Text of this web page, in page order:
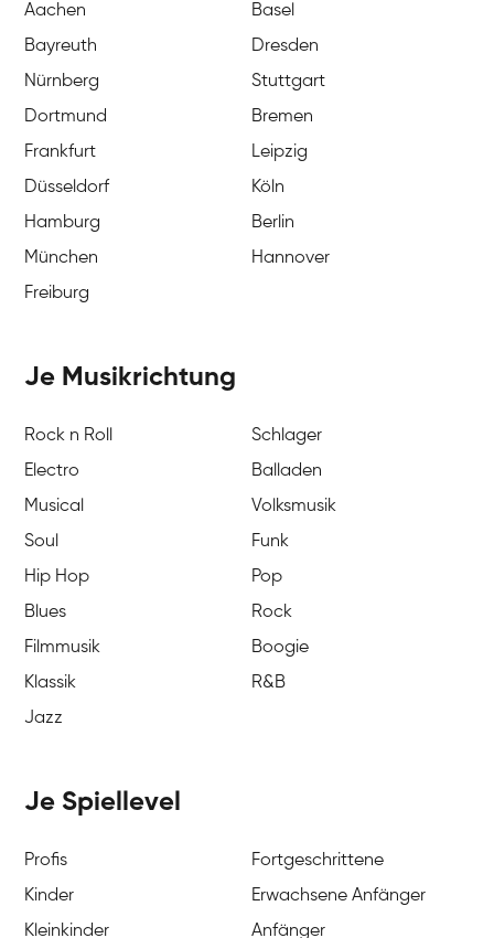
Aachen
Basel
Bayreuth
Dresden
Nürnberg
Stuttgart
Dortmund
Bremen
Frankfurt
Leipzig
Düsseldorf
Köln
Hamburg
Berlin
München
Hannover
Freiburg
Je Musikrichtung
Rock n Roll
Schlager
Electro
Balladen
Musical
Volksmusik
Soul
Funk
Hip Hop
Pop
Blues
Rock
Filmmusik
Boogie
Klassik
R&B
Jazz
Je Spiellevel
Profis
Fortgeschrittene
Kinder
Erwachsene Anfänger
Kleinkinder
Anfänger